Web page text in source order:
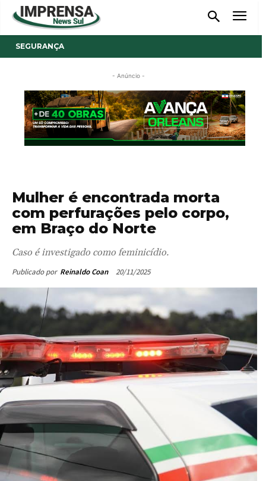
SEGURANÇA
- Anúncio -
Mulher é encontrada morta
com perfurações pelo corpo,
em Braço do Norte
Caso é investigado como feminicídio.
Publicado por Reinaldo Coan 20/11/2025